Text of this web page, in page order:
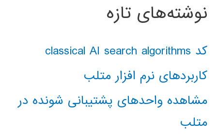
نوشته‌های تازه
کد classical AI search algorithms
کاربردهای نرم افزار متلب
مشاهده واحدهای پشتیبانی شونده در
متلب